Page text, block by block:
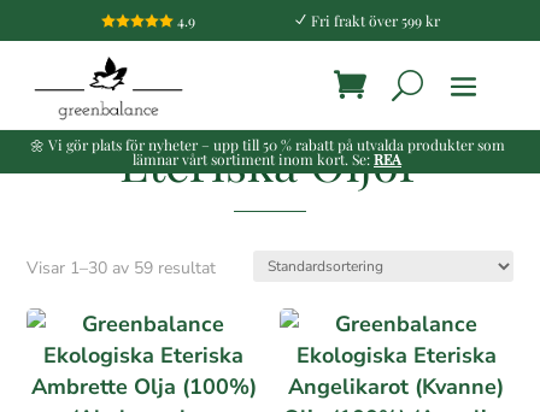
4.9 N Fri frakt över 599 kr
🌼 Vi gör plats för nyheter – upp till 50 % rabatt på utvalda produkter som
lämnar vårt sortiment inom kort. Se:REA
Eteriska Oljor
Visar 1–30 av 59 resultat